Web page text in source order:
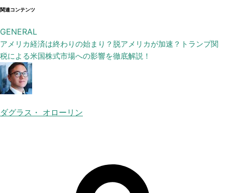
関連コンテンツ
GENERAL
アメリカ経済は終わりの始まり？脱アメリカが加速？トランプ関
税による米国株式市場への影響を徹底解説！
ダグラス・ オローリン